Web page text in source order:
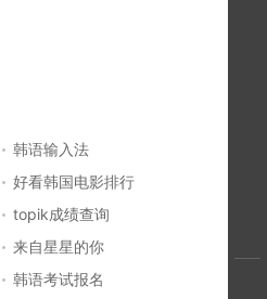
韩语输入法
好看韩国电影排行
topik成绩查询
来自星星的你
韩语考试报名